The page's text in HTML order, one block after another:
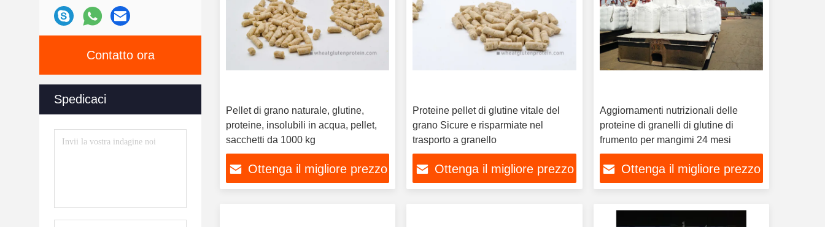
Contatto ora
Spedicaci
Pellet di grano naturale, glutine,
proteine, insolubili in acqua, pellet,
sacchetti da 1000 kg
Ottenga il migliore prezzo
Proteine pellet di glutine vitale del
grano Sicure e risparmiate nel
trasporto a granello
Ottenga il migliore prezzo
Aggiornamenti nutrizionali delle
proteine di granelli di glutine di
frumento per mangimi 24 mesi
Ottenga il migliore prezzo